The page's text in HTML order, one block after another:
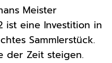
Meister
ist eine Investition in
Sammlerstück.
der Zeit steigen.